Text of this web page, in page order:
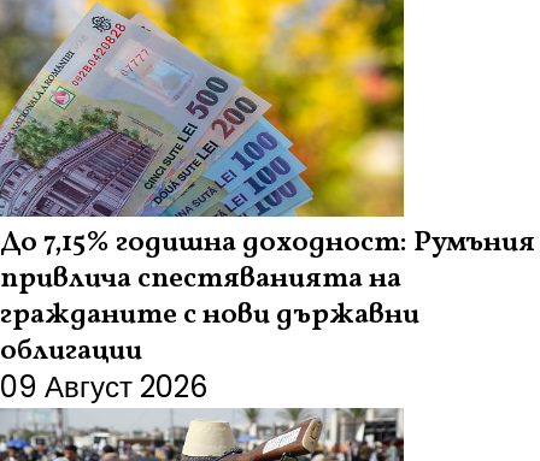
До 7,15% годишна доходност: Румъния
привлича спестяванията на
гражданите с нови държавни
облигации
09 Август 2026